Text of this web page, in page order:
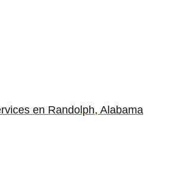
en Randolph, Alabama